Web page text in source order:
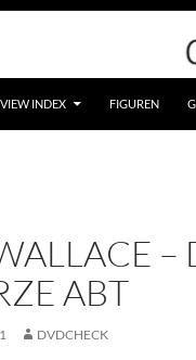
INDEX FIGUREN
–
ABT
DVDCHECK